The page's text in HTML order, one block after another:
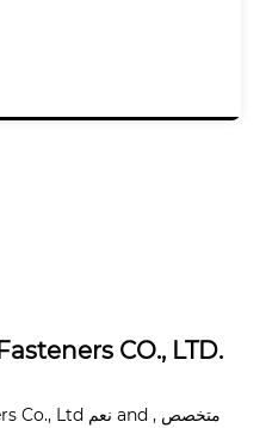
CO., LTD.
Co., Ltd and , متخصص